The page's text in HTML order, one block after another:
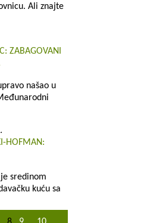
Ali znajte
ZABAGOVANI
našao u
HOFMAN:
sredinom
kuću sa